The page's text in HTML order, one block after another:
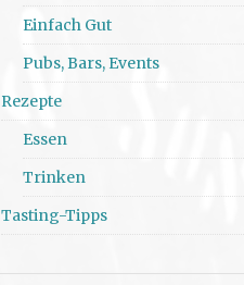
Einfach Gut
Pubs, Bars, Events
Rezepte
Essen
Trinken
Tasting-Tipps